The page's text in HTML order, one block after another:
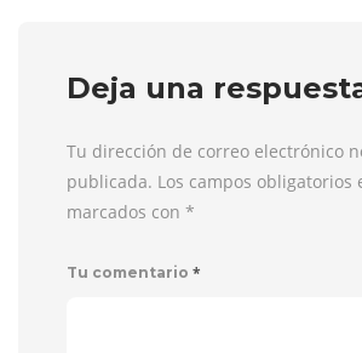
Deja una
Tu dirección de correo electrónico
publicada. Los campos obligatorios
marcados con *
Tu comentario *